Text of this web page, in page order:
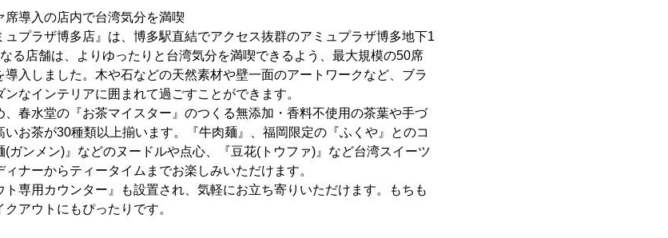
導入の店内で台湾気分を満喫
プラザ博多店』は、博多駅直結でアクセス抜群のアミュプラザ博多地下1
る店舗は、よりゆったりと台湾気分を満喫できるよう、最大規模の50席
入しました。木や石などの天然素材や壁一面のアートワークなど、ブラ
なインテリアに囲まれて過ごすことができます。
、春水堂の『お茶マイスター』のつくる無添加・香料不使用の茶葉や手づ
いお茶が30種類以上揃います。『牛肉麺』、福岡限定の『ふくや』とのコ
ガンメン)』などのヌードルや点心、『豆花(トウファ)』など台湾スイーツ
ナーからティータイムまでお楽しみいただけます。
ト専用カウンター』も設置され、気軽にお立ち寄りいただけます。もちも
アウトにもぴったりです。